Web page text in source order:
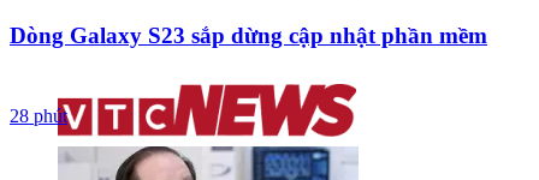
Dòng Galaxy S23 sắp dừng cập nhật phần mềm
28 phút